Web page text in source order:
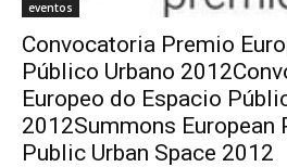
eventos
Convocatoria Premio
Público Urbano
Europeo do Espacio
2012Summons European
Public Urban Space 2012